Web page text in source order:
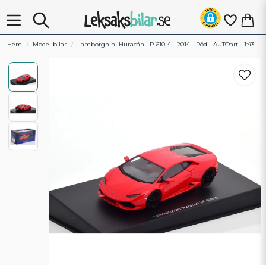
Hem Modellbilar Lamborghini Huracán LP 610-4 - 2014 - Röd - AUTOart - 1:43